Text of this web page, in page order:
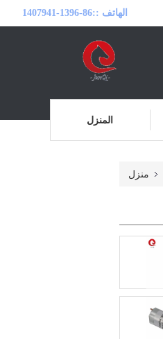
الهاتف ::86-1396-1407941
المنزل
منزل